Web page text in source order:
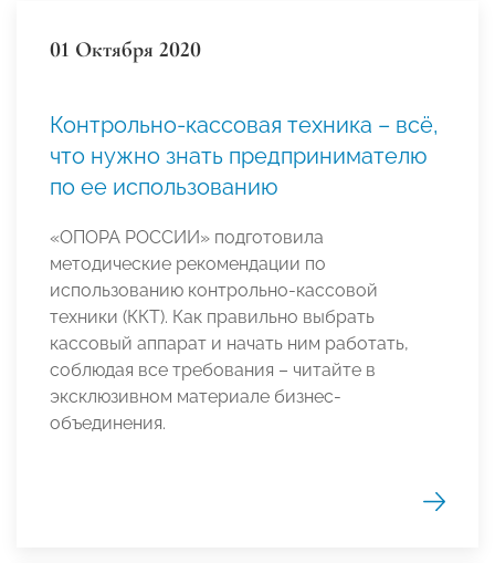
01 Октября 2020
Контрольно-кассовая техника – всё,
что нужно знать предпринимателю
по ее использованию
«ОПОРА РОССИИ» подготовила
методические рекомендации по
использованию контрольно-кассовой
техники (ККТ). Как правильно выбрать
кассовый аппарат и начать ним работать,
соблюдая все требования – читайте в
эксклюзивном материале бизнес-
объединения.